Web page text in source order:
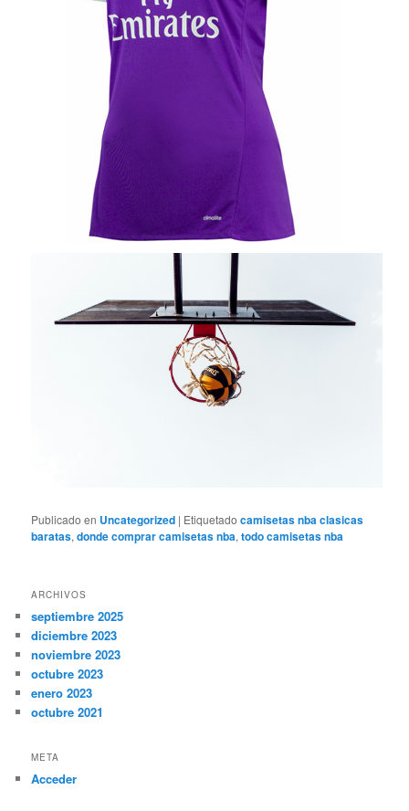
Publicado en Uncategorized | Etiquetado camisetas nba clasicas
baratas,donde comprar camisetas nba,todo camisetas nba
ARCHIVOS
septiembre 2025
diciembre 2023
noviembre 2023
octubre 2023
enero 2023
octubre 2021
META
Acceder